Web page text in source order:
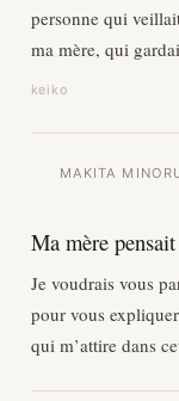
personne qui
ma mère, qui
keiko
MAKITA
Ma mère
Je voudrais vous
pour vous
qui m’attire dans